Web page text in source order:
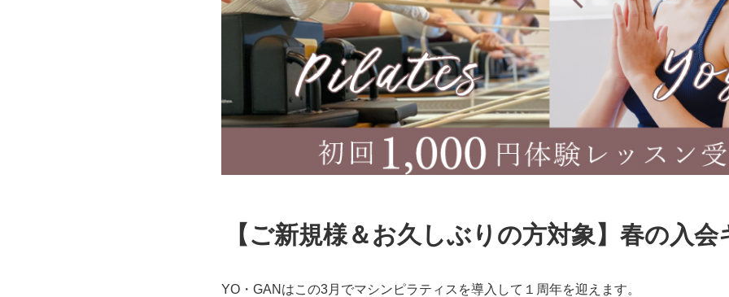
【ご新規様＆お久しぶりの方対象】春の入
YO・GANはこの3月でマシンピラティスを導入して１周年を迎えます。